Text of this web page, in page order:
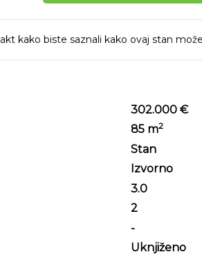
kako biste saznali kako ovaj stan
302.000 €
85m2
Stan
Izvorno
3.0
2
-
Uknjiženo